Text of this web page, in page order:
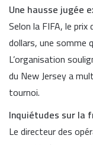
Une hausse jugée
Selon la FIFA, le
dollars, une somme
L’organisation
du New Jersey a
tournoi.
Inquiétudes sur la
Le directeur des